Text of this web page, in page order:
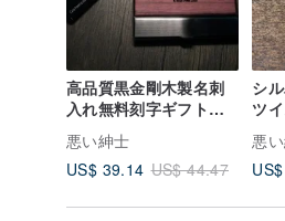
高品質黒金剛木製名刺
入れ無料刻字ギフトボ
ックス包装
悪い紳士
US$ 39.14 US$ 44.47
シ
ツ
ク
リ
悪